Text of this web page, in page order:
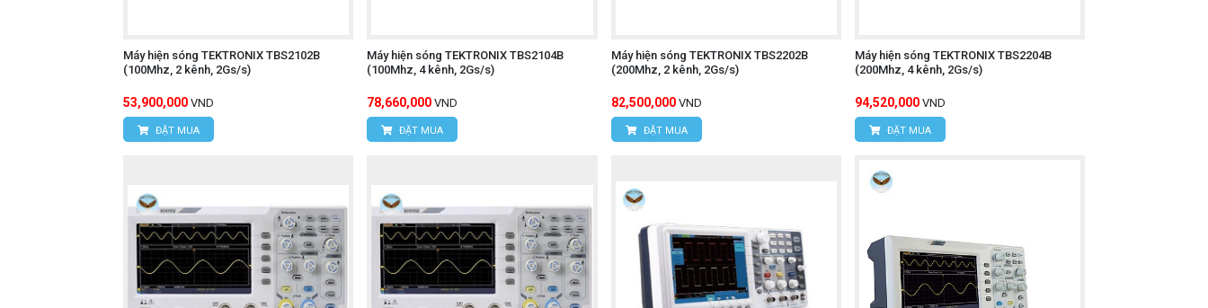
Máy hiện sóng TEKTRONIX TBS2102B
(100Mhz, 2 kênh, 2Gs/s)
53,900,000 VND
ĐẶT MUA
Máy hiện sóng TEKTRONIX TBS2104B
(100Mhz, 4 kênh, 2Gs/s)
78,660,000 VND
ĐẶT MUA
Máy hiện sóng TEKTRONIX TBS2202B
(200Mhz, 2 kênh, 2Gs/s)
82,500,000 VND
ĐẶT MUA
Máy hiện sóng TEKTRONIX TBS2204B
(200Mhz, 4 kênh, 2Gs/s)
94,520,000 VND
ĐẶT MUA